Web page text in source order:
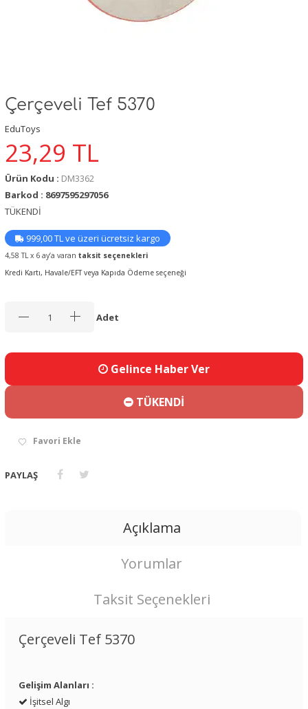
Çerçeveli Tef 5370
EduToys
23,29 TL
Ürün Kodu : DM3362
Barkod : 8697595297056
TÜKENDİ
999,00 TL ve üzeri ücretsiz kargo
4,58 TL x 6 ay’a varan taksit seçenekleri
Kredi Kartı, Havale/EFT veya Kapıda Ödeme seçeneği
Adet
Gelince Haber Ver
TÜKENDİ
Favori Ekle
PAYLAŞ
Açıklama
Yorumlar
Taksit Seçenekleri
Çerçeveli Tef 5370
Gelişim Alanları :
İşitsel Algı